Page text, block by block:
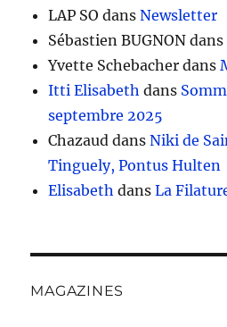
LAP SO dansNewsletter
Sébastien BUGNON dans
Yvette Schebacher dans
Itti Elisabeth dans
septembre 2025
Chazaud dansNiki de
Tinguely, Pontus Hulten
Elisabeth dansLa
MAGAZINES